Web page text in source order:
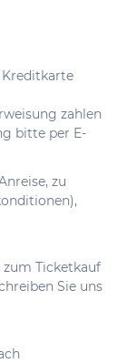
zahlen
bitte per E-
zu
Ticketkauf
Sie uns